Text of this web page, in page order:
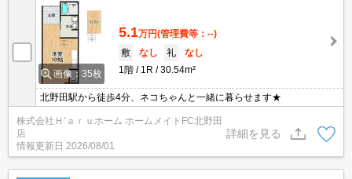
画像：35枚
5.1万円(管理費等：--)
敷
なし 礼
なし
1階
1R 30.54m²
北野田駅から徒歩4分、ネコちゃんと一緒に暮らせます★
株式会社Ｈ’ａｒｕホーム ホームメイトFC北野田
店
情報更新日 2026/08/01
詳細を見る